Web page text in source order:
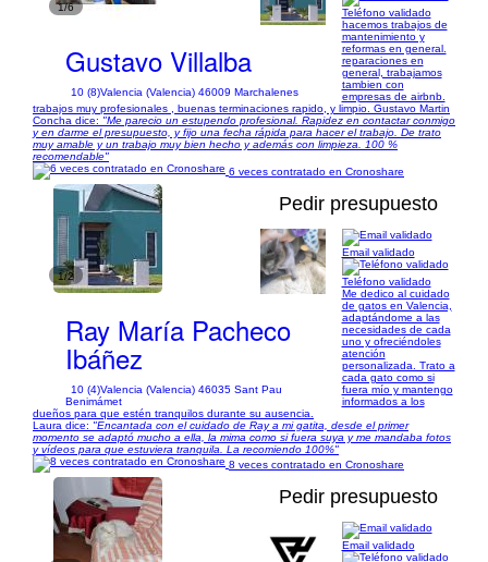
1/6
Gustavo Villalba
10 (8)Valencia (Valencia) 46009 Marchalenes
Teléfono validado
hacemos trabajos de
mantenimiento y
reformas en general.
reparaciones en
general, trabajamos
tambien con
empresas de airbnb.
trabajos muy profesionales , buenas terminaciones rapido, y limpio. Gustavo Martin
Concha dice: "Me parecio un estupendo profesional. Rapidez en contactar conmigo
y en darme el presupuesto, y fijo una fecha rápida para hacer el trabajo. De trato
muy amable y un trabajo muy bien hecho y además con limpieza. 100 %
recomendable"
6 veces contratado en Cronoshare
1/2
Pedir presupuesto
Ray María Pacheco
Ibáñez
10 (4)Valencia (Valencia) 46035 Sant Pau
Benimámet
Email validado
Teléfono validado
Me dedico al cuidado
de gatos en Valencia,
adaptándome a las
necesidades de cada
uno y ofreciéndoles
atención
personalizada. Trato a
cada gato como si
fuera mío y mantengo
informados a los
dueños para que estén tranquilos durante su ausencia.
Laura dice: "Encantada con el cuidado de Ray a mi gatita, desde el primer
momento se adaptó mucho a ella, la mima como si fuera suya y me mandaba fotos
y vídeos para que estuviera tranquila. La recomiendo 100%"
8 veces contratado en Cronoshare
Pedir presupuesto
Email validado